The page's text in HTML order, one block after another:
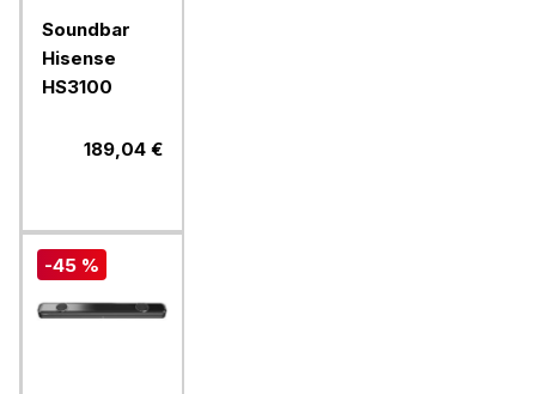
Soundbar
Hisense
HS3100
189,04 €
-45 %